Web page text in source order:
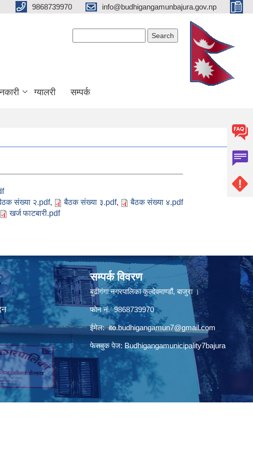
9868739970 info@budhigangamunbajura.gov.np
ग्यालरी सम्पर्क
संख्या २.pdf, बैठक संख्या ३.pdf, बैठक संख्या ४.pdf
खर्ज फाटबारी.pdf
सम्पर्क विवरण
बुढीगंगा नगरपालिका कुल्देवमाण्डौं, बाजुरा ।
फोन नं. 9868739970
ईमेल:ito.budhigangamun7@gmail.com
फेसवुक पेज: Budhigangamunicipality7bajura